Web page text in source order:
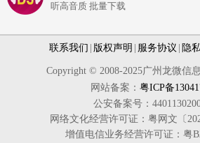
听高音质 批量下载
联系我们 版权声明 服务协议 隐
Copyright © 2008-2025广州龙微信
网站备案： 粤ICP备
公安备案号：
网络文化经营许可证：粤网文〔
增值电信业务经营许可证：粤